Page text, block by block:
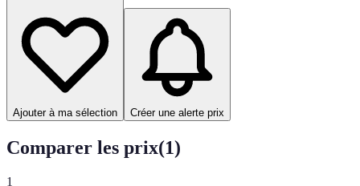
Ajouter à ma sélection Créer une alerte prix
Comparer les prix(1)
1